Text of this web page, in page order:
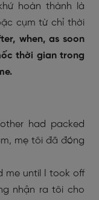
hoàn thành là
cụm từ chỉ thời
when, as soon
thời gian trong
had packed
mẹ tôi đã đóng
me until I took off
nhận ra tôi cho